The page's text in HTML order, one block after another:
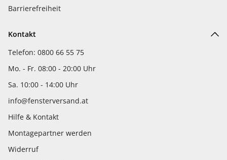
Barrierefreiheit
Kontakt
Telefon: 0800 66 55 75
Mo. - Fr. 08:00 - 20:00 Uhr
Sa. 10:00 - 14:00 Uhr
info@fensterversand.at
Hilfe & Kontakt
Montagepartner werden
Widerruf